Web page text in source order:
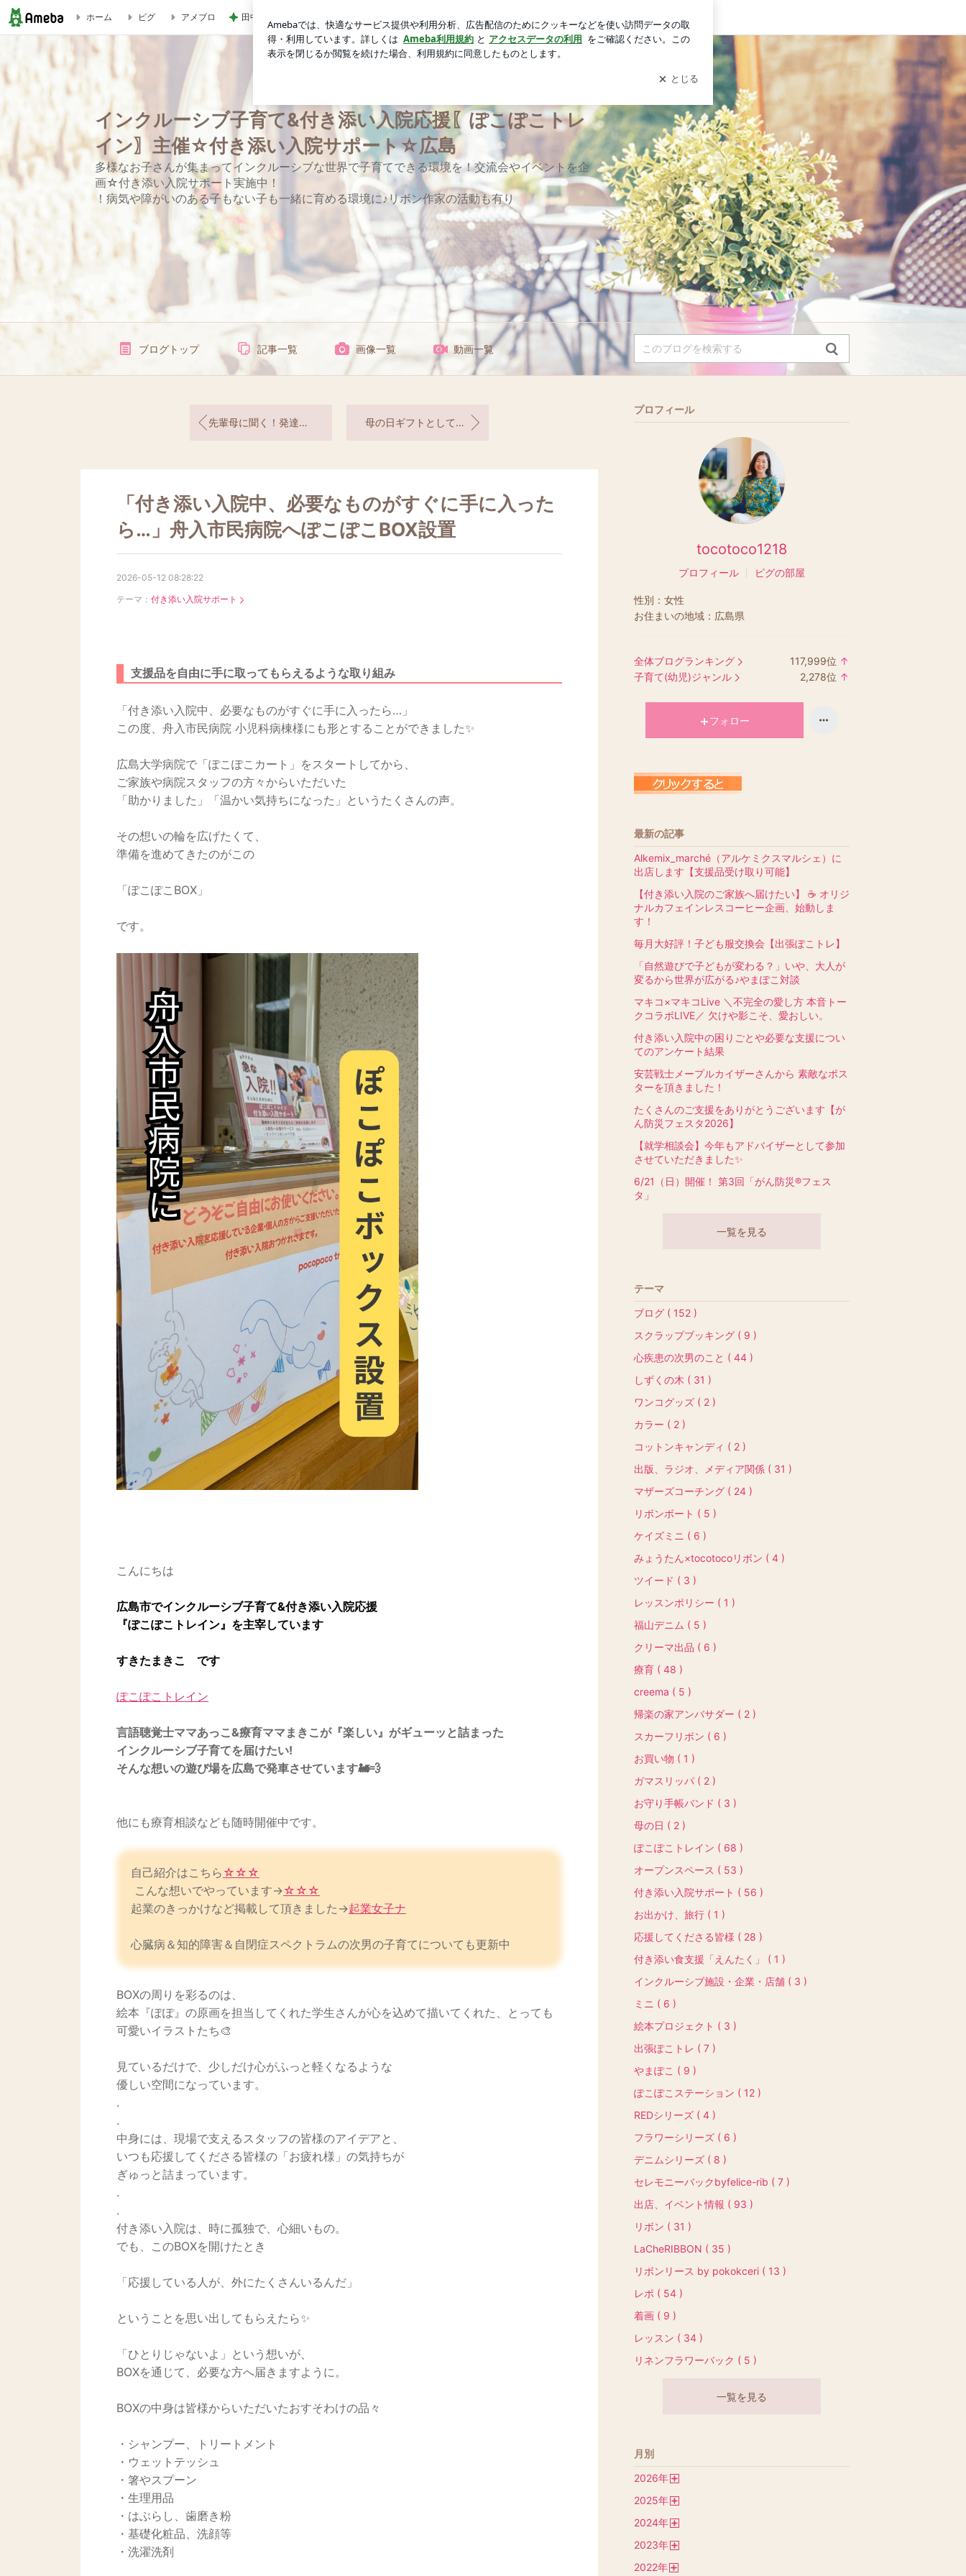
「付き添い入院中、必要なものがすぐに手に入ったら…」舟入市民病院へぽこぽこBOX設置 | インクルーシブ子育て&付き添い入院応援〖ぽこぽこトレイン〗主催☆付き添い入院サポート
ホーム ピグ アメブロ 田中健 社会の役に立つ娘の仕事 ログイン
インクルーシブ子育て&付き添い入院応援〖ぽこぽこトレ
イン〗主催☆付き添い入院サポート☆広島
多様なお子さんが集まってインクルーシブな世界で子育てできる環境を！交流会やイベントを企
画☆付き添い入院サポート実施中！
！病気や障がいのある子もない子も一緒に育める環境に♪リボン作家の活動も有り
ブログトップ 記事一覧 画像一覧 動画一覧
先輩母に聞く！発達障がいのある子の将来、進路・・・・座談会開催 母の日ギフトとしてお届けしました！「金のミルフィーユ」
「付き添い入院中、必要なものがすぐに手に入った
ら…」舟入市民病院へぽこぽこBOX設置
2026-05-12 08:28:22
テーマ： 付き添い入院サポート
支援品を自由に手に取ってもらえるような取り組み
「付き添い入院中、必要なものがすぐに手に入ったら…」
この度、舟入市民病院 小児科病棟様にも形とすることができました✨
広島大学病院で「ぽこぽこカート」をスタートしてから、
ご家族や病院スタッフの方々からいただいた
「助かりました」「温かい気持ちになった」というたくさんの声。
その想いの輪を広げたくて、
準備を進めてきたのがこの
「ぽこぽこBOX」
です。
こんにちは
広島市でインクルーシブ子育て&付き添い入院応援
『ぽこぽこトレイン』を主宰しています
すきたまきこ です
ぽこぽこトレイン
言語聴覚士ママあっこ&療育ママまきこが『楽しい』がギューッと詰まった
インクルーシブ子育てを届けたい!
そんな想いの遊び場を広島で発車させています🚂💨
他にも療育相談なども随時開催中です。
自己紹介はこちら ☆☆☆
こんな想いでやっています→☆☆☆
起業のきっかけなど掲載して頂きました→起業女子ナ
心臓病＆知的障害＆自閉症スペクトラムの次男の子育てについても更新中
BOXの周りを彩るのは、
絵本『ぽぽ』の原画を担当してくれた学生さんが心を込めて描いてくれた、とっても
可愛いイラストたち🎨
見ているだけで、少しだけ心がふっと軽くなるような
優しい空間になっています。
.
.
中身には、現場で支えるスタッフの皆様のアイデアと、
いつも応援してくださる皆様の「お疲れ様」の気持ちが
ぎゅっと詰まっています。
.
.
付き添い入院は、時に孤独で、心細いもの。
でも、このBOXを開けたとき
「応援している人が、外にたくさんいるんだ」
ということを思い出してもらえたら✨
「ひとりじゃないよ」という想いが、
BOXを通じて、必要な方へ届きますように。
BOXの中身は皆様からいただいたおすそわけの品々
・シャンプー、トリートメント
・ウェットテッシュ
・箸やスプーン
・生理用品
・はぶらし、歯磨き粉
・基礎化粧品、洗顔等
・洗濯洗剤
プロフィール
tocotoco1218
プロフィール ピグの部屋
性別： 女性
お住まいの地域： 広島県
全体ブログランキング 117,999位 ↑
子育て(幼児)ジャンル 2,278位 ↑
フォロー
最新の記事
Alkemix_marché（アルケミクスマルシェ）に
出店します【支援品受け取り可能】
【付き添い入院のご家族へ届けたい】 ☕️ オリジ
ナルカフェインレスコーヒー企画、始動しま
す！
毎月大好評！子ども服交換会【出張ぽこトレ】
「自然遊びで子どもが変わる？」いや、大人が
変るから世界が広がる♪やまぽこ対談
マキコ×マキコLive ＼不完全の愛し方 本音トー
クコラボLIVE／ 欠けや影こそ、愛おしい。
付き添い入院中の困りごとや必要な支援につい
てのアンケート結果
安芸戦士メープルカイザーさんから 素敵なポス
ターを頂きました！
たくさんのご支援をありがとうございます【が
ん防災フェスタ2026】
【就学相談会】今年もアドバイザーとして参加
させていただきました✨
6/21（日）開催！ 第3回「がん防災®フェス
タ」
一覧を見る
テーマ
ブログ ( 152 )
スクラップブッキング ( 9 )
心疾患の次男のこと ( 44 )
しずくの木 ( 31 )
ワンコグッズ ( 2 )
カラー ( 2 )
コットンキャンディ ( 2 )
出版、ラジオ、メディア関係 ( 31 )
マザーズコーチング ( 24 )
リボンボート ( 5 )
ケイズミニ ( 6 )
みょうたん×tocotocoリボン ( 4 )
ツイード ( 3 )
レッスンポリシー ( 1 )
福山デニム ( 5 )
クリーマ出品 ( 6 )
療育 ( 48 )
creema ( 5 )
帰楽の家アンバサダー ( 2 )
スカーフリボン ( 6 )
お買い物 ( 1 )
ガマスリッパ ( 2 )
お守り手帳バンド ( 3 )
母の日 ( 2 )
ぽこぽこトレイン ( 68 )
オープンスペース ( 53 )
付き添い入院サポート ( 56 )
お出かけ、旅行 ( 1 )
応援してくださる皆様 ( 28 )
付き添い食支援「えんたく」 ( 1 )
インクルーシブ施設・企業・店舗 ( 3 )
ミニ ( 6 )
絵本プロジェクト ( 3 )
出張ぽこトレ ( 7 )
やまぽこ ( 9 )
ぽこぽこステーション ( 12 )
REDシリーズ ( 4 )
フラワーシリーズ ( 6 )
デニムシリーズ ( 8 )
セレモニーバックbyfelice-rib ( 7 )
出店、イベント情報 ( 93 )
リボン ( 31 )
LaCheRIBBON ( 35 )
リボンリース by pokokceri ( 13 )
レポ ( 54 )
着画 ( 9 )
レッスン ( 34 )
リネンフラワーバック ( 5 )
一覧を見る
月別
2026年
2025年
2024年
2023年
2022年